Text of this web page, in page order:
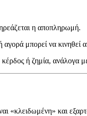
η αποπληρωμή.
μπορεί να κινηθεί
ή ζημία, ανάλογα
και